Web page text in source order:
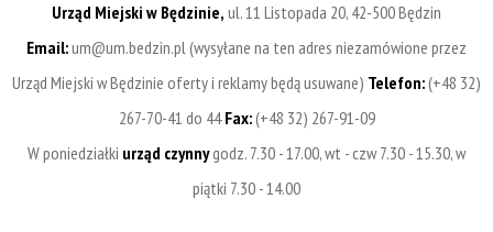
Urząd Miejski w Będzinie, ul. 11 Listopada 20, 42-500 Będzin
Email:um@um.bedzin.pl (wysyłane na ten adres niezamówione przez
Urząd Miejski w Będzinie oferty i reklamy będą usuwane) Telefon:(+48 32)
267-70-41 do 44Fax:(+48 32) 267-91-09
W poniedziałki urząd czynnygodz. 7.30 - 17.00, wt - czw 7.30 - 15.30, w
piątki 7.30 - 14.00